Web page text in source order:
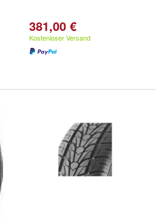
381,00 €
Kostenloser Versand